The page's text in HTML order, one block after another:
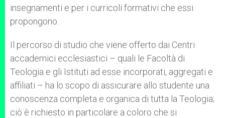
insegnamenti e per i curricoli formativi che essi
propongono.
Il percorso di studio che viene offerto dai Centri
accademici ecclesiastici – quali le Facoltà di
Teologia e gli Istituti ad esse incorporati, aggregati e
affiliati – ha lo scopo di assicurare allo studente una
conoscenza completa e organica di tutta la Teologia;
ciò è richiesto in particolare a coloro che si